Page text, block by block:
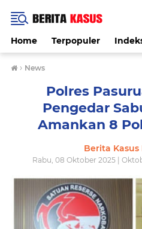
Home Terpopuler
› News
Polres
Pengedar
Amankan 8
Berita Kasus
Rabu, 08 Oktober 2025 |